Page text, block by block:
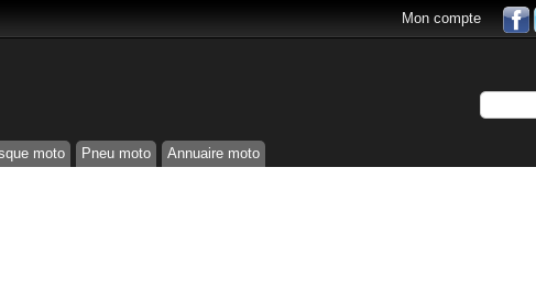
Mon compte
moto Pneu moto Annuaire moto